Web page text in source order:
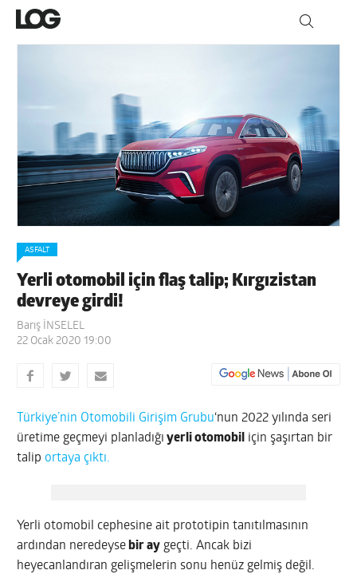
ASFALT
Yerli otomobil için flaş talip; Kırgızistan
devreye girdi!
Barış İNSELEL
22 Ocak 2020 19:00
Türkiye’nin Otomobili Girişim Grubu‘nun 2022 yılında seri
üretime geçmeyi planladığı yerli otomobil için şaşırtan bir
talip ortaya çıktı.
Yerli otomobil cephesine ait prototipin tanıtılmasının
ardından neredeyse bir ay geçti. Ancak bizi
heyecanlandıran gelişmelerin sonu henüz gelmiş değil.